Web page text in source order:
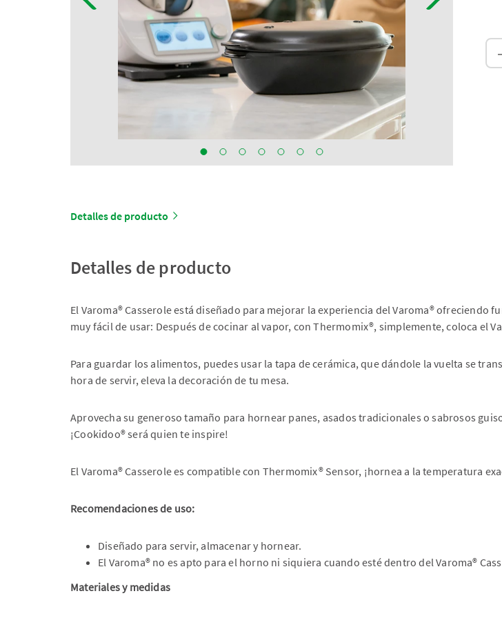
Detalles de producto
Detalles de producto
El Varoma® Casserole está diseñado para mejorar la experiencia del Varoma®
muy fácil de usar: Después de cocinar al vapor, con Thermomix®, simplemente, coloca el
Para guardar los alimentos, puedes usar la tapa de cerámica, que dándole la vuelta se
hora de servir, eleva la decoración de tu mesa. ​
Aprovecha su generoso tamaño para hornear panes, asados tradicionales o sabrosos
¡Cookidoo® será quien te inspire! ​
El Varoma® Casserole es compatible con Thermomix® Sensor, ¡hornea a la temperatura
Recomendaciones de uso: ​
Diseñado para servir, almacenar y hornear.
El Varoma® no es apto para el horno ni siquiera cuando esté dentro del Varoma®
Materiales y medidas ​